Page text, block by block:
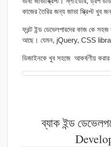
কাজের তৈরির জন্য জাভা স্ক্রিপ্ট খুব
ফ্রন্ট ইন্ড ডেভেলপারদের কাজ কে
আছে। যেমন, jQuery, CSS
ডিজাইনকে খুব সহজে আকর্ষণীয়
ব্যাক ইন্ড